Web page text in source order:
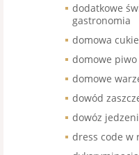
dodatkowe
gastronomia
domowa
domowe piwo
domowe
dowód
dowóz
dress code w